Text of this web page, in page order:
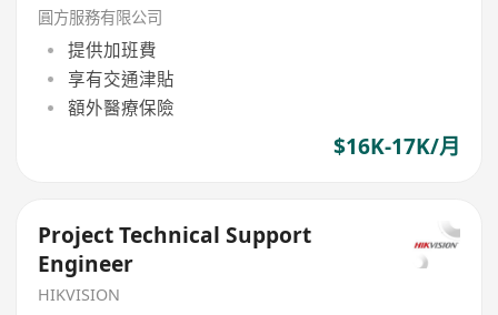
圓方服務有限公司
提供加班費
享有交通津貼
額外醫療保險
$16K-17K/月
Project Technical Support
Engineer
HIKVISION